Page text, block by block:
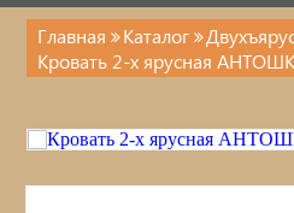
Каталог
Главная Каталог
Кровать 2-х ярусная